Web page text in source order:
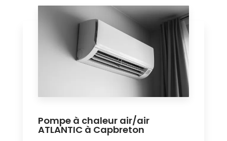
Pompe à chaleur air/air
ATLANTIC à Capbreton